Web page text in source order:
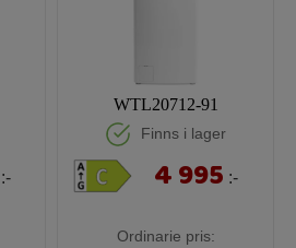
:-
WTL20712-91
Finns i lager
4 995 :-
Ordinarie pris: